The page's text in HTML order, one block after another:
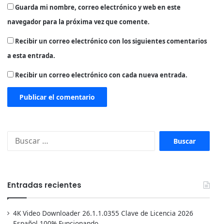
Guarda mi nombre, correo electrónico y web en este
navegador para la próxima vez que comente.
Recibir un correo electrónico con los siguientes comentarios
a esta entrada.
Recibir un correo electrónico con cada nueva entrada.
Entradas recientes
4K Video Downloader 26.1.1.0355 Clave de Licencia 2026